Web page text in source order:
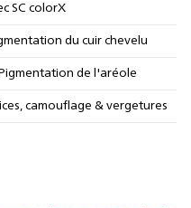
SC colorX
du cuir chevelu
de l'aréole
camouflage & vergetures